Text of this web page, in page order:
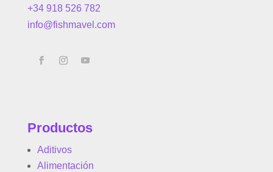
+34 918 526 782
info@fishmavel.com
Productos
Aditivos
Alimentación